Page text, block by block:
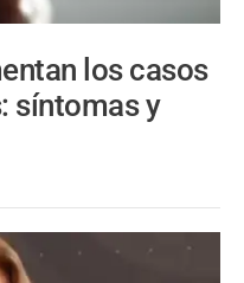
los casos
síntomas y